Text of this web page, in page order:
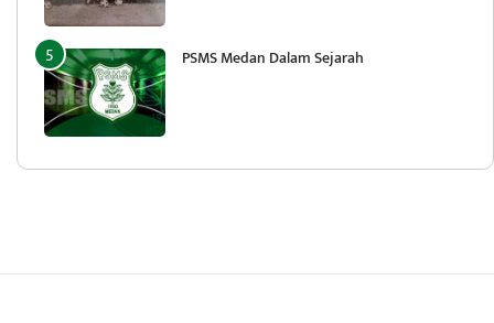
PSMS Medan Dalam Sejarah